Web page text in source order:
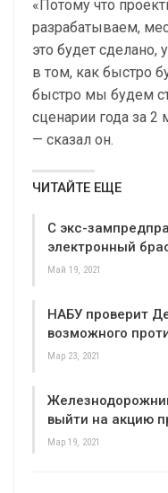
«Потому что
разрабатываем,
это будет сделано,
в том, как быстро
быстро мы будем
сценарии года за
— сказал он.
ЧИТАЙТЕ ЕЩЕ
С экс-
электронный
Май 19, 2021
НАБУ проверит
возможного
Мар 23, 2021
выйти на акцию
Мар 19, 2021